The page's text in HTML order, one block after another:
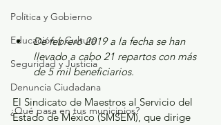
Política y Gobierno
Educación y Cultura
Seguridad y Justicia
Denuncia Ciudadana
¿Qué pasa en tus municipios?
De febrero 2019 a la fecha se han
llevado a cabo 21 repartos con más
de 5 mil beneficiarios.
El Sindicato de Maestros al Servicio del
Estado de México (SMSEM), que dirige